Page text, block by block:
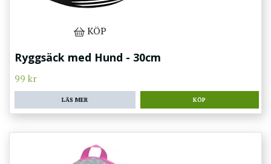
KÖP
Ryggsäck med Hund - 30cm
99 kr
LÄS MER